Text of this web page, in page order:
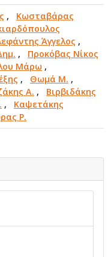
, Κωσταβάρας
Άγγελος ,
, Προκόβας Νίκος
Μάρω ,
, Θωμά Μ. ,
Α. , Βιρβιδάκης
, Καψετάκης
Ρ.